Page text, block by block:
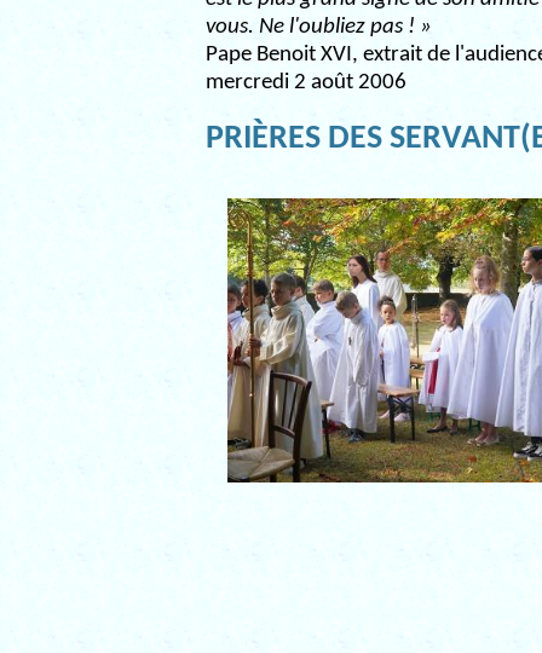
vous. Ne l'oubliez pas ! »
Pape Benoit XVI, extrait de
mercredi 2 août 2006
PRIÈRES DES